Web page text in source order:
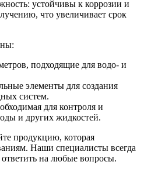
устойчивы к коррозии и
что увеличивает срок
подходящие для водо- и
элементы для создания
систем.
для контроля и
и других жидкостей.
продукцию, которая
Наши специалисты всегда
на любые вопросы.